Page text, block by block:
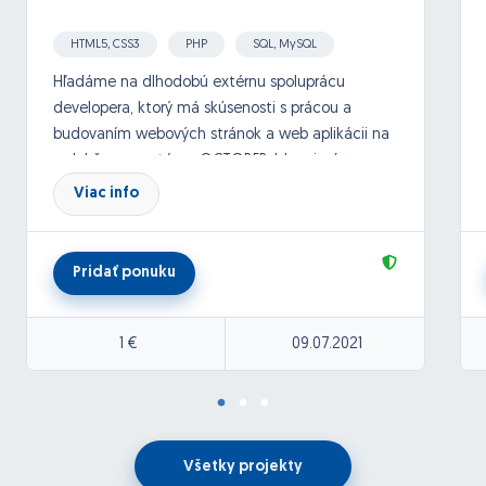
HTML5, CSS3 PHP SQL, MySQL
Laravel
Hľadáme na dlhodobú extérnu spoluprácu
developera, ktorý má skúsenosti s prácou a
budovaním webových stránok a web aplikácii na
projekty jednoduchšieho charakteru, ale v
závislosti od tvojich schopností vieme delegovať
vieme vyťažiť na cca 20 - 40 hod.mesačne.
Ďakujeme za ponuky a tešíme sa na spoluprácu.
Viac info
Pridať ponuku
1 € 09.07.2021
Všetky projekty